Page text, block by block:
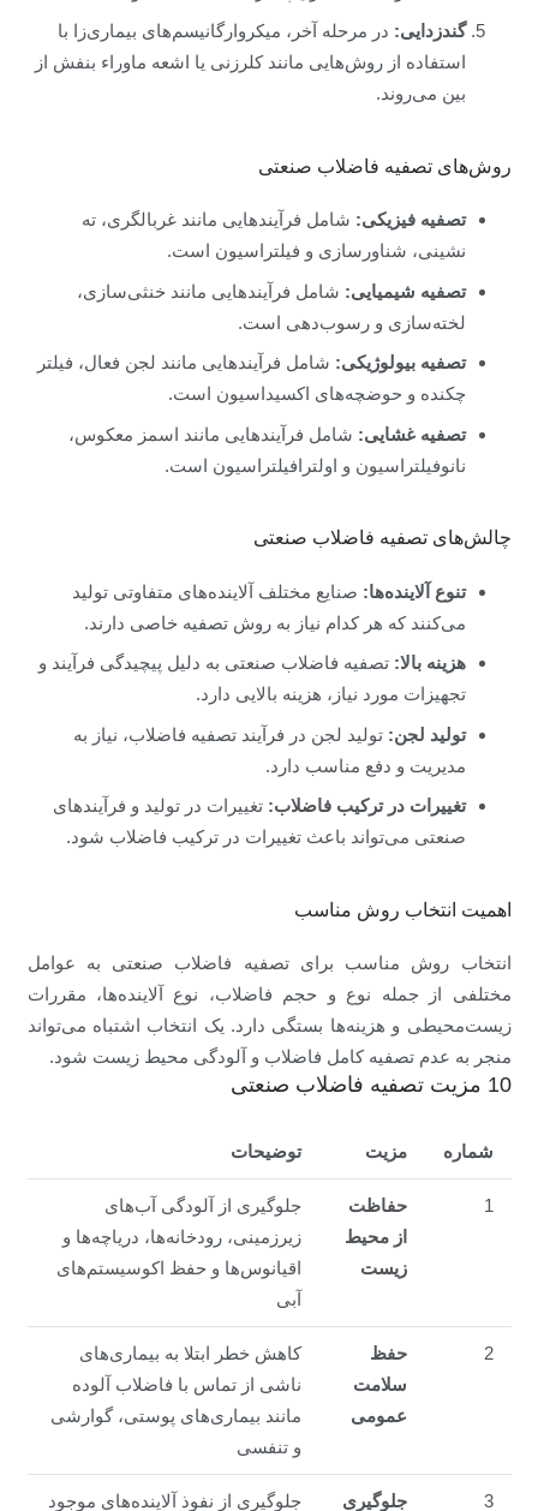
گندزدایی: در مرحله آخر، میکروارگانیسم‌های بیماری‌زا با
استفاده از روش‌هایی مانند کلرزنی یا اشعه ماوراء بنفش از
بین می‌روند.
روش‌های تصفیه فاضلاب صنعتی
تصفیه فیزیکی: شامل فرآیندهایی مانند غربالگری، ته
نشینی، شناورسازی و فیلتراسیون است.
تصفیه شیمیایی: شامل فرآیندهایی مانند خنثی‌سازی،
لخته‌سازی و رسوب‌دهی است.
تصفیه بیولوژیکی: شامل فرآیندهایی مانند لجن فعال، فیلتر
چکنده و حوضچه‌های اکسیداسیون است.
تصفیه غشایی: شامل فرآیندهایی مانند اسمز معکوس،
نانوفیلتراسیون و اولترافیلتراسیون است.
چالش‌های تصفیه فاضلاب صنعتی
تنوع آلاینده‌ها: صنایع مختلف آلاینده‌های متفاوتی تولید
می‌کنند که هر کدام نیاز به روش تصفیه خاصی دارند.
هزینه بالا: تصفیه فاضلاب صنعتی به دلیل پیچیدگی فرآیند و
تجهیزات مورد نیاز، هزینه بالایی دارد.
تولید لجن: تولید لجن در فرآیند تصفیه فاضلاب، نیاز به
مدیریت و دفع مناسب دارد.
تغییرات در ترکیب فاضلاب: تغییرات در تولید و فرآیندهای
صنعتی می‌تواند باعث تغییرات در ترکیب فاضلاب شود.
اهمیت انتخاب روش مناسب
انتخاب روش مناسب برای تصفیه فاضلاب صنعتی به عوامل
مختلفی از جمله نوع و حجم فاضلاب، نوع آلاینده‌ها، مقررات
زیست‌محیطی و هزینه‌ها بستگی دارد. یک انتخاب اشتباه می‌تواند
منجر به عدم تصفیه کامل فاضلاب و آلودگی محیط زیست شود.
10 مزیت تصفیه فاضلاب صنعتی
شماره مزیت توضیحات
1
حفاظت
از محیط
زیست
جلوگیری از آلودگی آب‌های
زیرزمینی، رودخانه‌ها، دریاچه‌ها و
اقیانوس‌ها و حفظ اکوسیستم‌های
آبی
2
حفظ
سلامت
عمومی
کاهش خطر ابتلا به بیماری‌های
ناشی از تماس با فاضلاب آلوده
مانند بیماری‌های پوستی، گوارشی
و تنفسی
3 جلوگیری جلوگیری از نفوذ آلاینده‌های موجود